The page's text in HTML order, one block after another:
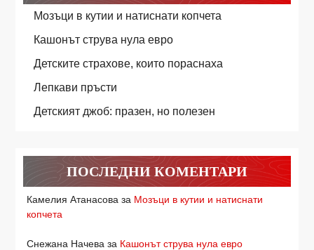
Мозъци в кутии и натиснати копчета
Кашонът струва нула евро
Детските страхове, които пораснаха
Лепкави пръсти
Детският джоб: празен, но полезен
ПОСЛЕДНИ КОМЕНТАРИ
Камелия Атанасова за Мозъци в кутии и натиснати
копчета
Снежана Начева за Кашонът струва нула евро